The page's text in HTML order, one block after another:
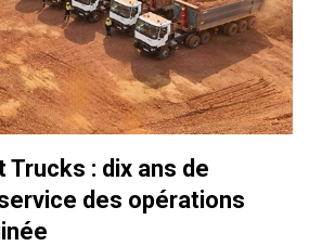
Trucks : dix ans de
des opérations